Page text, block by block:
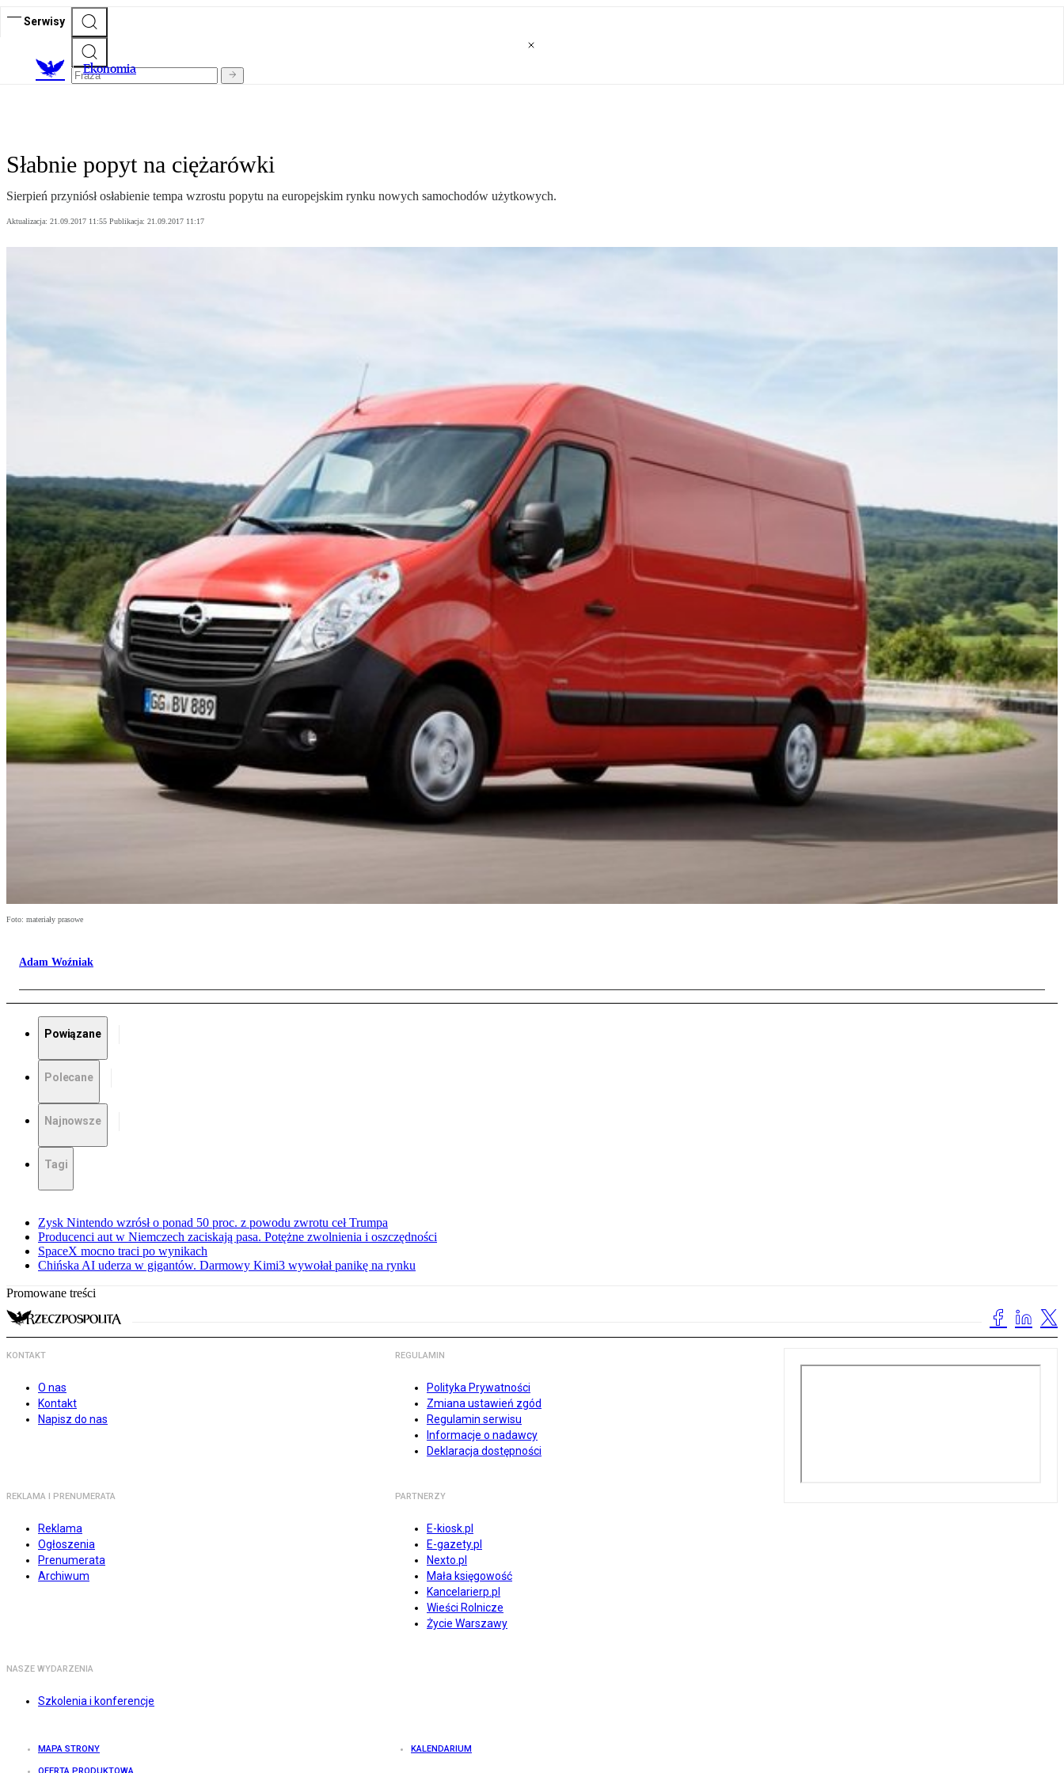
Serwisy
Ekonomia
Słabnie popyt na ciężarówki
Sierpień przyniósł osłabienie tempa wzrostu popytu na europejskim rynku nowych samochodów użytkowych.
Aktualizacja: 21.09.2017 11:55 Publikacja: 21.09.2017 11:17
Foto: materiały prasowe
Adam Woźniak
Powiązane
Polecane
Najnowsze
Tagi
Zysk Nintendo wzrósł o ponad 50 proc. z powodu zwrotu ceł Trumpa
Producenci aut w Niemczech zaciskają pasa. Potężne zwolnienia i oszczędności
SpaceX mocno traci po wynikach
Chińska AI uderza w gigantów. Darmowy Kimi3 wywołał panikę na rynku
Promowane treści
KONTAKT
O nas
Kontakt
Napisz do nas
REGULAMIN
Polityka Prywatności
Zmiana ustawień zgód
Regulamin serwisu
Informacje o nadawcy
Deklaracja dostępności
REKLAMA I PRENUMERATA
Reklama
Ogłoszenia
Prenumerata
Archiwum
PARTNERZY
E-kiosk.pl
E-gazety.pl
Nexto.pl
Mała księgowość
Kancelarierp.pl
Wieści Rolnicze
Życie Warszawy
NASZE WYDARZENIA
Szkolenia i konferencje
MAPA STRONY KALENDARIUM